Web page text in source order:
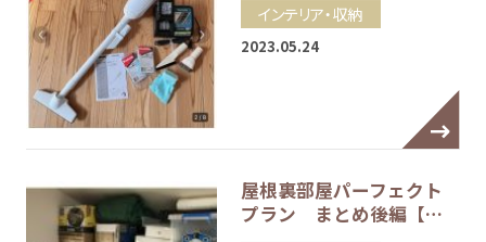
インテリア・収納
2023.05.24
屋根裏部屋パーフェクト
プラン まとめ後編【…